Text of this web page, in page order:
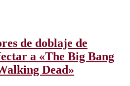
de doblaje de
a «The Big Bang
Dead»